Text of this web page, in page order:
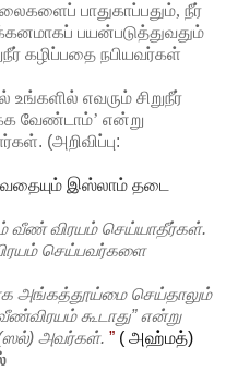
பாதுகாப்பதும், நீர்
பயன்படுத்துவதும்
கழிப்பதை நபியவர்கள்
எவரும் சிறுநீர்
வேண்டாம்’ என்று
(அறிவிப்பு:
இஸ்லாம் தடை
வீண் விரயம் செய்யாதீர்கள்.
செய்பவர்களை
அங்கத்தூய்மை செய்தாலும்
கூடாது” என்று
அவர்கள். ” ( அஹ்மத்)